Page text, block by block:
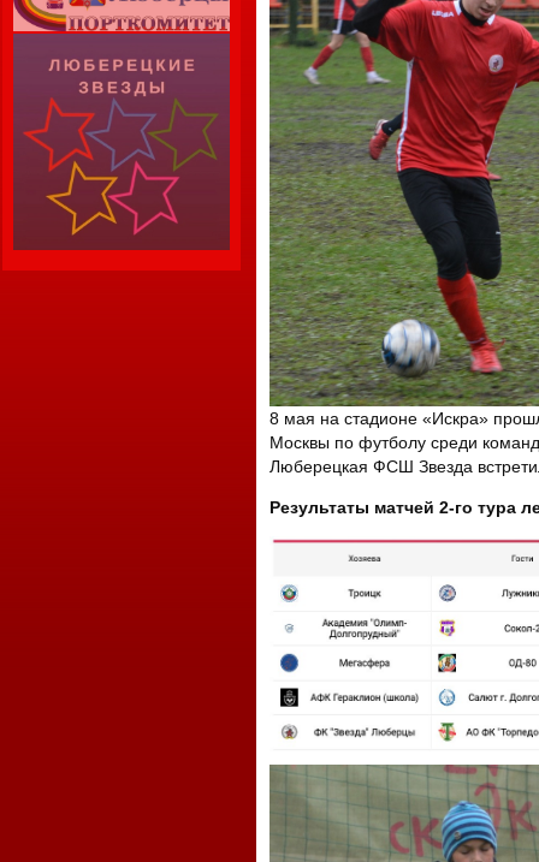
8 мая на стадионе «Искра»
Москвы по футболу среди
Люберецкая ФСШ Звезда
Результаты матчей 2-го тура